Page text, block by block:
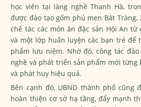
học viên tại làng nghề Thanh Hà,
được đào tạo gốm phủ men Bát Tràng,
chế tác các món ăn đặc sản Hội An từ
và một lớp huấn luyện các bạn trẻ để
phẩm lưu niệm. Nhờ đó, công tác
nghề và phát triển sản phẩm mới từng
và phát huy hiệu quả.
Bên cạnh đó, UBND thành phố cũng
hoàn thiện cơ sở hạ tầng, đẩy mạnh